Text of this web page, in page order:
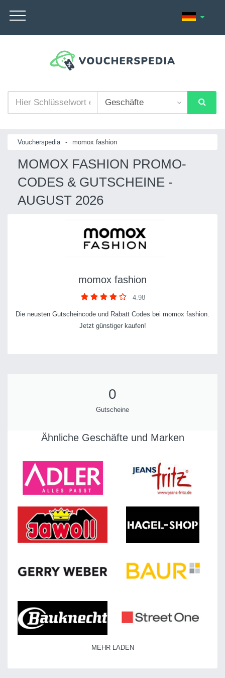
Voucherspedia - momox fashion
MOMOX FASHION PROMO-
CODES & GUTSCHEINE -
AUGUST 2026
momox fashion
4.98
Die neusten Gutscheincode und Rabatt Codes bei momox fashion.
Jetzt günstiger kaufen!
0
Gutscheine
Ähnliche Geschäfte und Marken
MEHR LADEN